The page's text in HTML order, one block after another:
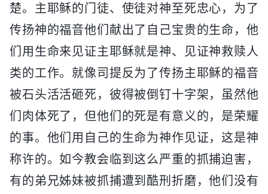
楚。主耶稣的门徒、使徒对神至死忠心，为了
传扬神的福音他们献出了自己宝贵的生命，他
们用生命来见证主耶稣就是神、见证神救赎人
类的工作。就像司提反为了传扬主耶稣的福音
被石头活活砸死，彼得被倒钉十字架，虽然他
们肉体死了，但他们的死是有意义的，是荣耀
的事。他们用自己的生命为神作见证，这是神
称许的。如今教会临到这么严重的抓捕迫害，
有的弟兄姊妹被抓捕遭到酷刑折磨，他们没有